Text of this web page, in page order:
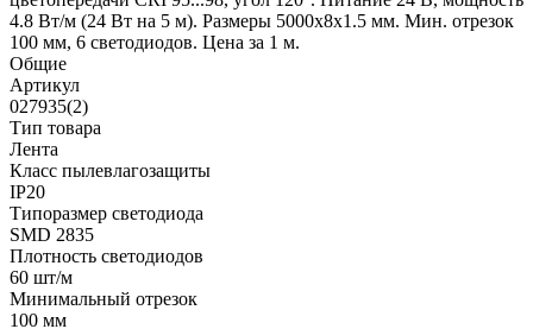
4.8 Вт/м (24 Вт на 5 м). Размеры 5000х8х1.5 мм. Мин. отрезок
100 мм, 6 светодиодов. Цена за 1 м.
Общие
Артикул
027935(2)
Тип товара
Лента
Класс пылевлагозащиты
IP20
Типоразмер светодиода
SMD 2835
Плотность светодиодов
60 шт/м
Минимальный отрезок
100 мм